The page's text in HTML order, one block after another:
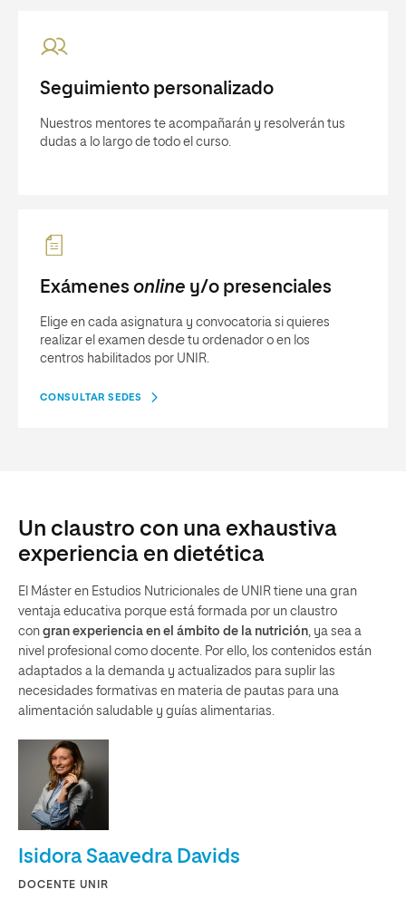
Seguimiento personalizado
Nuestros mentores te acompañarán y resolverán tus
dudas a lo largo de todo el curso.
Exámenes online y/o presenciales
Elige en cada asignatura y convocatoria si quieres
realizar el examen desde tu ordenador o en los
centros habilitados por UNIR.
CONSULTAR SEDES
Un claustro con una exhaustiva
experiencia en dietética
El Máster en Estudios Nutricionales de UNIR tiene una gran
ventaja educativa porque está formada por un claustro
con gran experiencia en el ámbito de la nutrición, ya sea a
nivel profesional como docente. Por ello, los contenidos están
adaptados a la demanda y actualizados para suplir las
necesidades formativas en materia de pautas para una
alimentación saludable y guías alimentarias.
Isidora Saavedra Davids
DOCENTE UNIR